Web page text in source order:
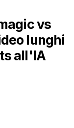
vs
lunghi
all'IA